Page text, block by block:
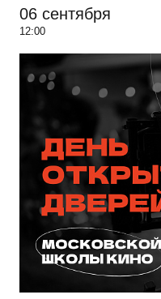
06 сентября
12:00